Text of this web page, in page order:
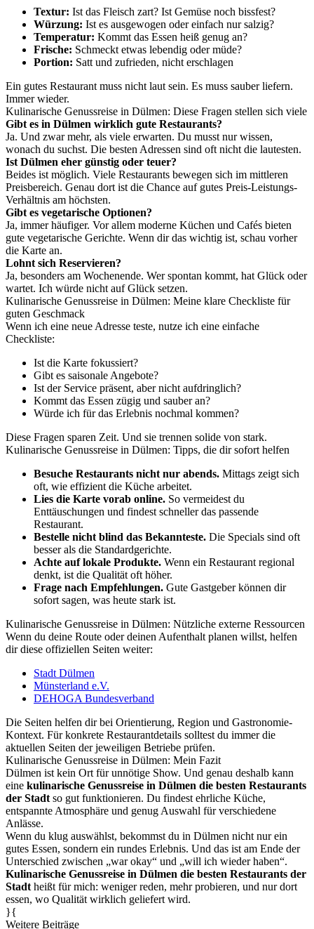
Textur: Ist das Fleisch zart? Ist Gemüse noch bissfest?
Würzung: Ist es ausgewogen oder einfach nur salzig?
Temperatur: Kommt das Essen heiß genug an?
Frische: Schmeckt etwas lebendig oder müde?
Portion: Satt und zufrieden, nicht erschlagen
Ein gutes Restaurant muss nicht laut sein. Es muss sauber liefern.
Immer wieder.
Kulinarische Genussreise in Dülmen: Diese Fragen stellen sich viele
Gibt es in Dülmen wirklich gute Restaurants?
Ja. Und zwar mehr, als viele erwarten. Du musst nur wissen,
wonach du suchst. Die besten Adressen sind oft nicht die lautesten.
Ist Dülmen eher günstig oder teuer?
Beides ist möglich. Viele Restaurants bewegen sich im mittleren
Preisbereich. Genau dort ist die Chance auf gutes Preis-Leistungs-
Verhältnis am höchsten.
Gibt es vegetarische Optionen?
Ja, immer häufiger. Vor allem moderne Küchen und Cafés bieten
gute vegetarische Gerichte. Wenn dir das wichtig ist, schau vorher
die Karte an.
Lohnt sich Reservieren?
Ja, besonders am Wochenende. Wer spontan kommt, hat Glück oder
wartet. Ich würde nicht auf Glück setzen.
Kulinarische Genussreise in Dülmen: Meine klare Checkliste für
guten Geschmack
Wenn ich eine neue Adresse teste, nutze ich eine einfache
Checkliste:
Ist die Karte fokussiert?
Gibt es saisonale Angebote?
Ist der Service präsent, aber nicht aufdringlich?
Kommt das Essen zügig und sauber an?
Würde ich für das Erlebnis nochmal kommen?
Diese Fragen sparen Zeit. Und sie trennen solide von stark.
Kulinarische Genussreise in Dülmen: Tipps, die dir sofort helfen
Besuche Restaurants nicht nur abends. Mittags zeigt sich
oft, wie effizient die Küche arbeitet.
Lies die Karte vorab online. So vermeidest du
Enttäuschungen und findest schneller das passende
Restaurant.
Bestelle nicht blind das Bekannteste. Die Specials sind oft
besser als die Standardgerichte.
Achte auf lokale Produkte. Wenn ein Restaurant regional
denkt, ist die Qualität oft höher.
Frage nach Empfehlungen. Gute Gastgeber können dir
sofort sagen, was heute stark ist.
Kulinarische Genussreise in Dülmen: Nützliche externe Ressourcen
Wenn du deine Route oder deinen Aufenthalt planen willst, helfen
dir diese offiziellen Seiten weiter:
Stadt Dülmen
Münsterland e.V.
DEHOGA Bundesverband
Die Seiten helfen dir bei Orientierung, Region und Gastronomie-
Kontext. Für konkrete Restaurantdetails solltest du immer die
aktuellen Seiten der jeweiligen Betriebe prüfen.
Kulinarische Genussreise in Dülmen: Mein Fazit
Dülmen ist kein Ort für unnötige Show. Und genau deshalb kann
eine kulinarische Genussreise in Dülmen die besten Restaurants
der Stadt so gut funktionieren. Du findest ehrliche Küche,
entspannte Atmosphäre und genug Auswahl für verschiedene
Anlässe.
Wenn du klug auswählst, bekommst du in Dülmen nicht nur ein
gutes Essen, sondern ein rundes Erlebnis. Und das ist am Ende der
Unterschied zwischen „war okay“ und „will ich wieder haben“.
Kulinarische Genussreise in Dülmen die besten Restaurants der
Stadt heißt für mich: weniger reden, mehr probieren, und nur dort
essen, wo Qualität wirklich geliefert wird.
}{
Weitere Beiträge